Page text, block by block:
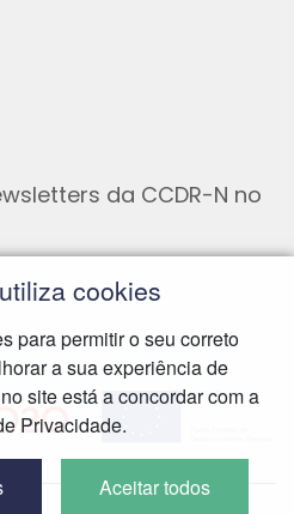
da CCDR-N no
externaHiperligação externa
cookies
para permitir o seu correto
a sua experiência de
site está a concordar com a
Privacidade.
Aceitar todos